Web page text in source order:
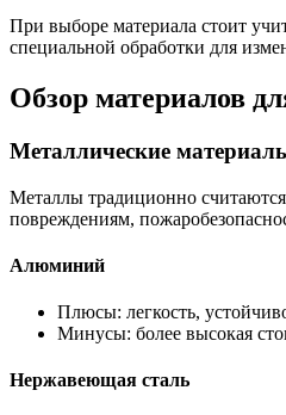
При выборе материала стоит
специальной обработки для
Обзор материалов
Металлические
Металлы традиционно
повреждениям,
Алюминий
Плюсы: легкость,
Минусы: более высокая
Нержавеющая сталь